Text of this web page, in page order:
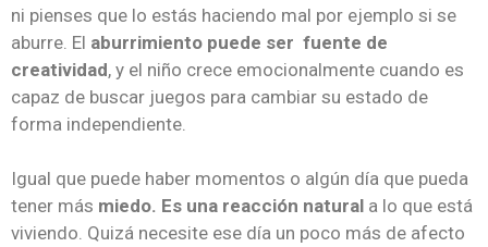
ni pienses que lo estás haciendo mal por ejemplo si se
aburre. El aburrimiento puede ser fuente de
creatividad, y el niño crece emocionalmente cuando es
capaz de buscar juegos para cambiar su estado de
forma independiente.
Igual que puede haber momentos o algún día que pueda
tener más miedo. Es una reacción natural a lo que está
viviendo. Quizá necesite ese día un poco más de afecto